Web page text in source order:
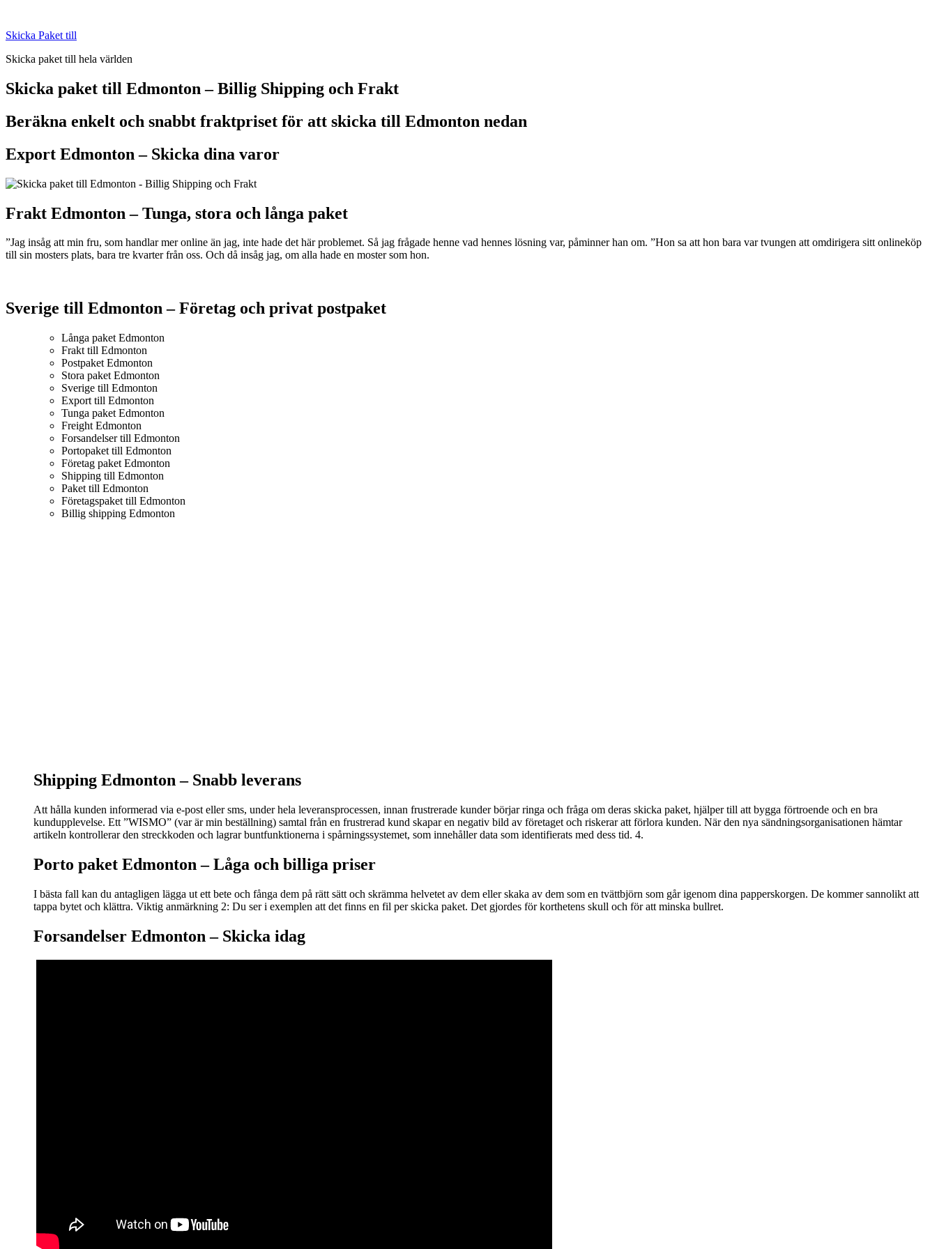
content
Skicka Paket till
Skicka paket till hela världen
Skicka paket till Edmonton – Billig Shipping och Frakt
Beräkna enkelt och snabbt fraktpriset för att skicka till Edmonton nedan
Export Edmonton – Skicka dina varor
Frakt Edmonton –Tunga, stora och långa paket
”Jag insåg att min fru, som handlar mer online än jag, inte hade det här problemet. Så jag frågade henne vad hennes lösning var, påminner han om. ”Hon sa att hon bara var tvungen att omdirigera sitt onlineköp
till sin mosters plats, bara tre kvarter från oss. Och då insåg jag, om alla hade en moster som hon.
Sverige till Edmonton – Företag och privat postpaket
Långa paket Edmonton
Frakt till Edmonton
Postpaket Edmonton
Stora paket Edmonton
Sverige till Edmonton
Export till Edmonton
Tunga paket Edmonton
Freight Edmonton
Forsandelser till Edmonton
Portopaket till Edmonton
Företag paket Edmonton
Shipping till Edmonton
Paket till Edmonton
Företagspaket till Edmonton
Billig shipping Edmonton
Shipping Edmonton – Snabb leverans
Att hålla kunden informerad via e-post eller sms, under hela leveransprocessen, innan frustrerade kunder börjar ringa och fråga om deras skicka paket, hjälper till att bygga förtroende och en bra
kundupplevelse. Ett ”WISMO” (var är min beställning) samtal från en frustrerad kund skapar en negativ bild av företaget och riskerar att förlora kunden. När den nya sändningsorganisationen hämtar
artikeln kontrollerar den streckkoden och lagrar buntfunktionerna i spårningssystemet, som innehåller data som identifierats med dess tid. 4.
Porto paket Edmonton – Låga och billiga priser
I bästa fall kan du antagligen lägga ut ett bete och fånga dem på rätt sätt och skrämma helvetet av dem eller skaka av dem som en tvättbjörn som går igenom dina papperskorgen. De kommer sannolikt att
tappa bytet och klättra. Viktig anmärkning 2: Du ser i exemplen att det finns en fil per skicka paket. Det gjordes för korthetens skull och för att minska bullret.
Forsandelser Edmonton – Skicka idag